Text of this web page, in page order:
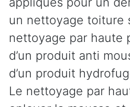
un nettoyage toiture
nettoyage par haute
d’un produit anti
d’un produit
Le nettoyage par